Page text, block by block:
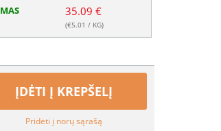
35.09 €
(€5.01 / KG)
ĮDĖTI Į KREPŠELĮ
Pridėti į norų sąrašą